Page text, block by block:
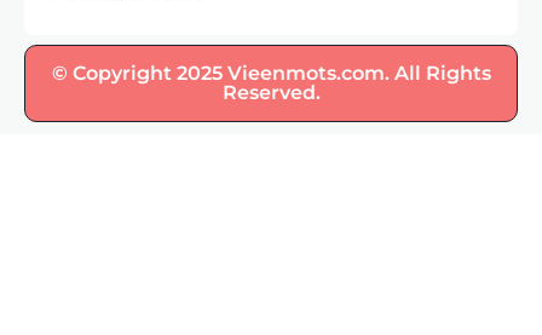
© Copyright 2025 Vieenmots.com. All Rights
Reserved.